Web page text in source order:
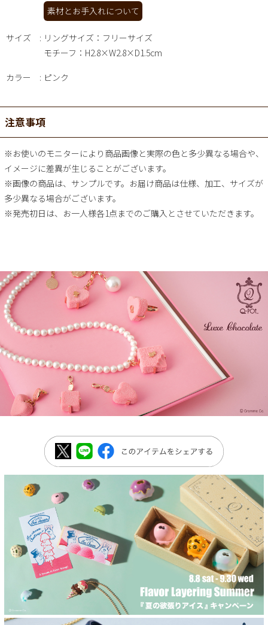
素材とお手入れについて
サイズ
リングサイズ：フリーサイズ
モチーフ：H2.8×W2.8×D1.5cm
カラー ピンク
注意事項
※お使いのモニターにより商品画像と実際の色と多少異なる場合や、
イメージに差異が生じることがございます。
※画像の商品は、サンプルです。お届け商品は仕様、加工、サイズが
多少異なる場合がございます。
※発売初日は、お一人様各1点までのご購入とさせていただきます。